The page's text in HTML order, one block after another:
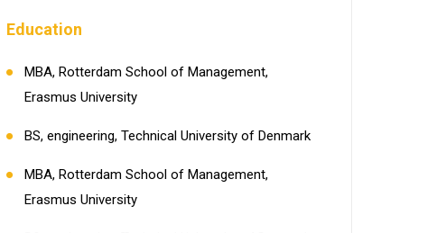
Education
MBA, Rotterdam School of Management,
Erasmus University
BS, engineering, Technical University of Denmark
MBA, Rotterdam School of Management,
Erasmus University